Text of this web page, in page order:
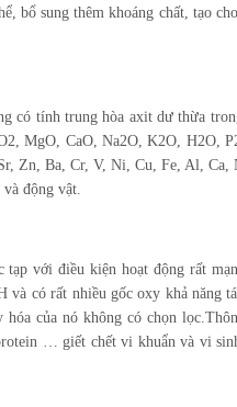
bổ sung thêm khoáng chất, tạo
có tính trung hòa axit dư thừa
MgO, CaO, Na2O, K2O, H2O,
Zn, Ba, Cr, V, Ni, Cu, Fe, Al, Ca,
động vật.
tạp với điều kiện hoạt động rất
và có rất nhiều gốc oxy khả năng
của nó không có chọn
… giết chết vi khuẩn và vi